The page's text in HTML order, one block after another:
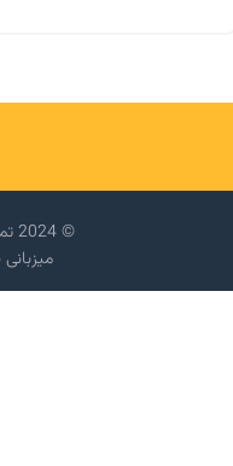
© 2024 تمامی حقوق برای وب سایت خودرودیلی محفوظ است.